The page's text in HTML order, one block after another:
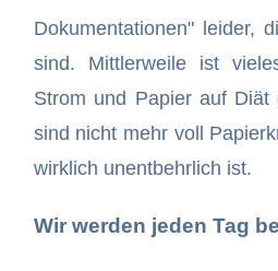
Dokumentationen" leider,
sind. Mittlerweile ist
Strom und Papier auf Diät
sind nicht mehr voll
wirklich unentbehrlich ist.
Wir werden jeden Tag